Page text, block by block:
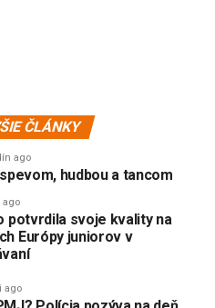
ČLÁNKY
ago
hudbou a tancom
ago
potvrdila svoje kvality na
Európy juniorov v
ago